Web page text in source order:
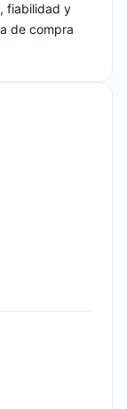
fiabilidad y
de compra